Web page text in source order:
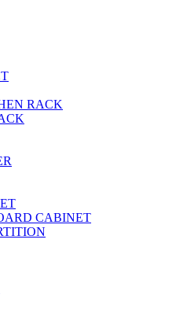
RACK
CABINET